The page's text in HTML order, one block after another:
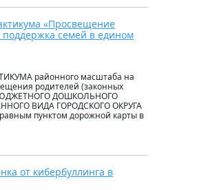
«Просвещение
поддержка семей в едином
районного масштаба на
родителей (законных
БЮДЖЕТНОГО ДОШКОЛЬНОГО
ВИДА ГОРОДСКОГО ОКРУГА
пунктом дорожной карты в
от кибербуллинга в